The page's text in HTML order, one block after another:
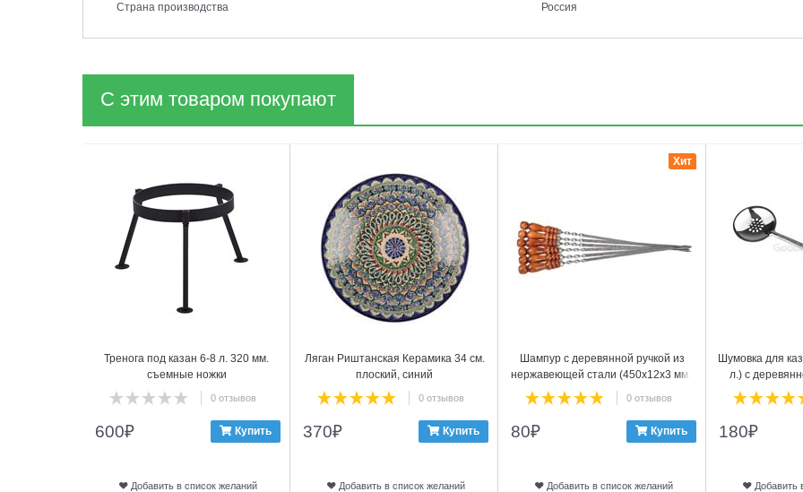
Страна производства Россия
С этим товаром покупают
Тренога под казан 6-8 л. 320 мм.
съемные ножки
0 отзывов
600₽ Купить
Добавить в список желаний
Ляган Риштанская Керамика 34 см.
плоский, синий
0 отзывов
370₽ Купить
Добавить в список желаний
Шампур с деревянной ручкой из
нержавеющей стали (450х12х3 мм.)
0 отзывов
Хит
80₽ Купить
Добавить в список желаний
Шумовка для
л.) с
180₽
Добавить